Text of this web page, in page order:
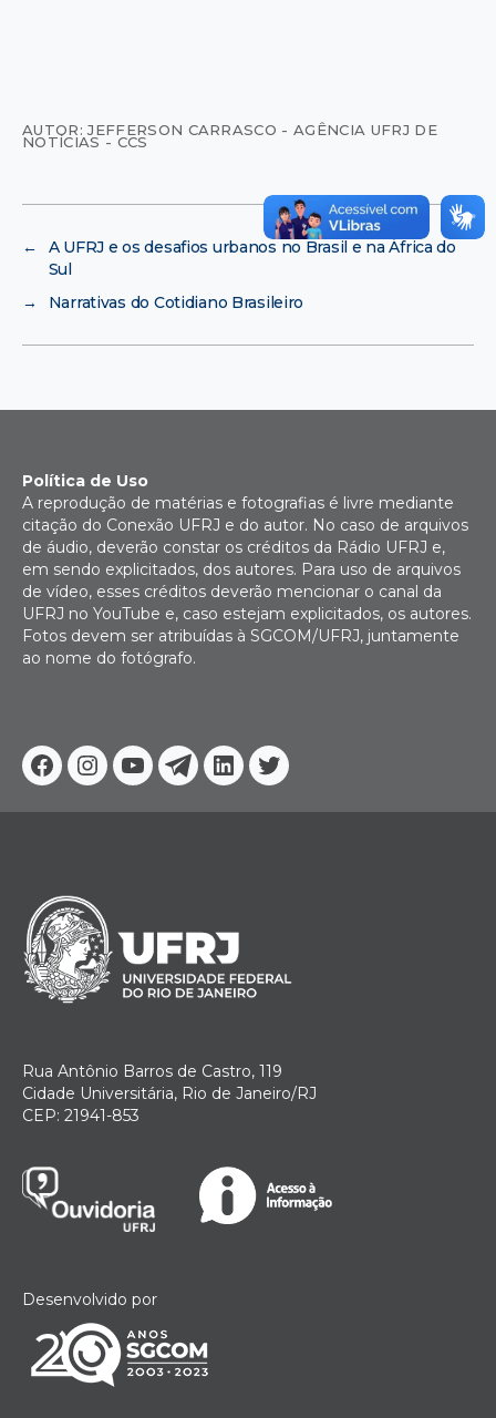
AUTOR: JEFFERSON CARRASCO - AGÊNCIA UFRJ DE
NOTÍCIAS - CCS
←
A UFRJ e os desafios urbanos no Brasil e na África do
Sul
→
Narrativas do Cotidiano Brasileiro
Facebook
Instagram
YoutubeTelegram
Linkedin
Twitter
Política de Uso
A reprodução de matérias e fotografias é livre mediante
citação do Conexão UFRJ e do autor. No caso de arquivos
de áudio, deverão constar os créditos da Rádio UFRJ e,
em sendo explicitados, dos autores. Para uso de arquivos
de vídeo, esses créditos deverão mencionar o canal da
UFRJ no YouTube e, caso estejam explicitados, os autores.
Fotos devem ser atribuídas à SGCOM/UFRJ, juntamente
ao nome do fotógrafo.
Rua Antônio Barros de Castro, 119
Cidade Universitária, Rio de Janeiro/RJ
CEP: 21941-853
Desenvolvido por